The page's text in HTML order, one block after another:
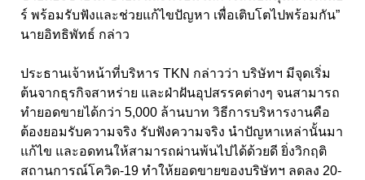
ร์ พร้อมรับฟังและช่วยแก้ไขปัญหา เพื่อเติบโตไปพร้อมกัน”
นายอิทธิพัทธ์ กล่าว
ประธานเจ้าหน้าที่บริหาร TKN กล่าวว่า บริษัทฯ มีจุดเริ่ม
ต้นจากธุรกิจสาหร่าย และฝ่าฝันอุปสรรคต่างๆ จนสามารถ
ทำยอดขายได้กว่า 5,000 ล้านบาท วิธีการบริหารงานคือ
ต้องยอมรับความจริง รับฟังความจริง นำปัญหาเหล่านั้นมา
แก้ไข และอดทนให้สามารถผ่านพ้นไปได้ด้วยดี ยิ่งวิกฤติ
สถานการณ์โควิด-19 ทำให้ยอดขายของบริษัทฯ ลดลง 20-